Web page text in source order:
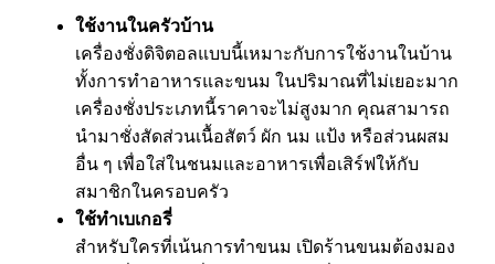
ใช้งานในครัวบ้าน
เครื่องชั่งดิจิตอลแบบนี้เหมาะกับการใช้งานในบ้าน
ทั้งการทำอาหารและขนม ในปริมาณที่ไม่เยอะมาก
เครื่องชั่งประเภทนี้ราคาจะไม่สูงมาก คุณสามารถ
นำมาชั่งสัดส่วนเนื้อสัตว์ ผัก นม แป้ง หรือส่วนผสม
อื่น ๆ เพื่อใส่ในชนมและอาหารเพื่อเสิร์ฟให้กับ
สมาชิกในครอบครัว
ใช้ทำเบเกอรี่
สำหรับใครที่เน้นการทำขนม เปิดร้านขนมต้องมอง